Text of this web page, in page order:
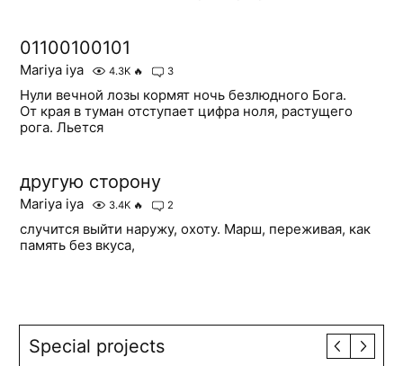
01100100101
Mariya iya 4.3K 🔥 3
Нули вечной лозы кормят ночь безлюдного Бога.
От края в туман отступает цифра ноля, растущего
рога. Льется
другую сторону
Mariya iya 3.4K 🔥 2
случится выйти наружу, охоту. Марш, переживая, как
память без вкуса,
Special projects